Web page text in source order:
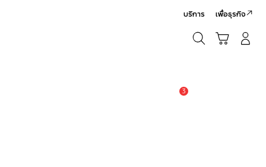
บริการ เพื่อธุรกิจ
3